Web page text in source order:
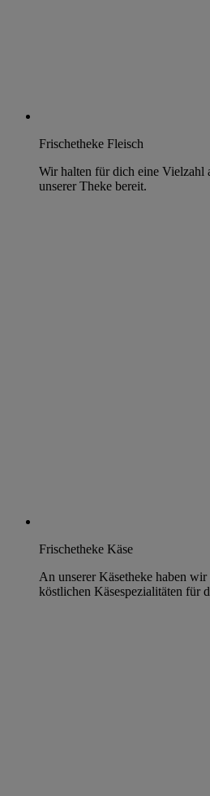
Frischetheke Fleisch
Wir halten für dich eine Vielzahl
unserer Theke bereit.
Frischetheke Käse
An unserer Käsetheke haben
köstlichen Käsespezialitäten für